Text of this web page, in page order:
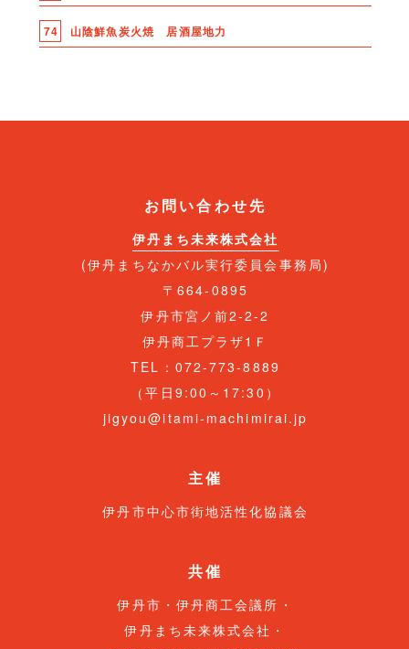
74 山陰鮮魚炭火焼 居酒屋地力
お問い合わせ先
伊丹まち未来株式会社
(伊丹まちなかバル実行委員会事務局)
〒664-0895
伊丹市宮ノ前2-2-2
伊丹商工プラザ1Ｆ
TEL：072-773-8889
（平日9:00～17:30）
jigyou@itami-machimirai.jp
主催
伊丹市中心市街地活性化協議会
共催
伊丹市・伊丹商工会議所・
伊丹まち未来株式会社・